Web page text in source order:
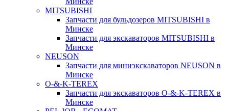
MITSUBISHI
Запчасти для бульдозеров MITSUBISHI в
Минске
Запчасти для экскаваторов MITSUBISHI в
Минске
NEUSON
Запчасти для миниэкскаваторов NEUSON в
Минске
O-&-K-TEREX
Запчасти для экскаваторов O-&-K-TEREX в
Минске